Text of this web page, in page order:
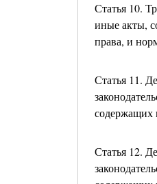
Статья 10.
иные акты,
права, и
Статья 11.
содержащих
Статья 12.